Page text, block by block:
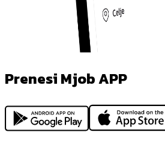
Prenesi Mjob APP